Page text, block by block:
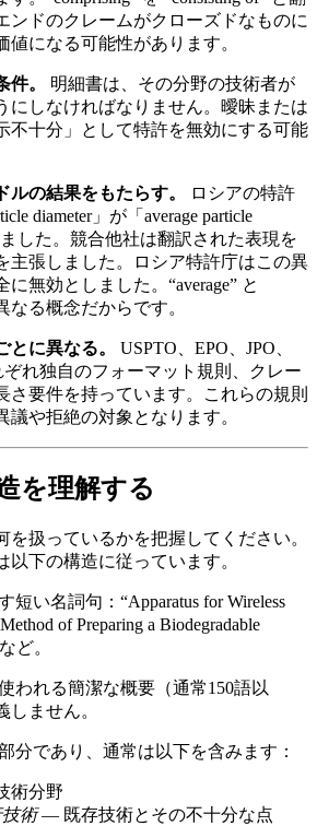
ンドのクレームがクローズドなものに
になる可能性があります。
。
明細書は、その分野の技術者が
にしなければなりません。曖昧または
不十分」として特許を無効にする可能
の結果をもたらす。
ロシアの特許
diameter」が「average particle
した。競合他社は翻訳された表現を
主張しました。ロシア特許庁はこの異
無効としました。“average” と
なる概念だからです。
に異なる。
USPTO、EPO、JPO、
れ独自のフォーマット規則、クレー
さ要件を持っています。これらの規則
議や拒絶の対象となります。
を理解する
を扱っているかを把握してください。
以下の構造に従っています。
短い名詞句：“Apparatus for Wireless
of Preparing a Biodegradable
ど。
われる簡潔な概要（通常150語以
しません。
分であり、通常は以下を含みます：
分野
術— 既存技術とその不十分な点